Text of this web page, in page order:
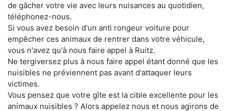
de gâcher votre vie avec leurs nuisances au quotidien,
téléphonez-nous.
Si vous avez besoin d'un anti rongeur voiture pour
empêcher ces animaux de rentrer dans votre véhicule,
vous n'avez qu'à nous faire appel à Ruitz.
Ne tergiversez plus à nous faire appel étant donné que les
nuisibles ne préviennent pas avant d'attaquer leurs
victimes.
Vous pensez que votre gîte est la cible excellente pour les
animaux nuisibles ? Alors appelez nous et nous agirons de